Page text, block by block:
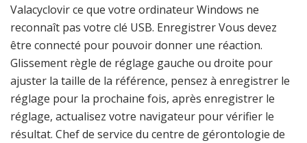
Valacyclovir ce que votre ordinateur Windows ne
reconnaît pas votre clé USB. Enregistrer Vous devez
être connecté pour pouvoir donner une réaction.
Glissement règle de réglage gauche ou droite pour
ajuster la taille de la référence, pensez à enregistrer le
réglage pour la prochaine fois, après enregistrer le
réglage, actualisez votre navigateur pour vérifier le
résultat. Chef de service du centre de géronto­logie de